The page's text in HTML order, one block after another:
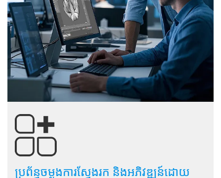
ប្រព័ន្ធចម្លងការស្វែងរក និងអភិវឌ្ឍន៍ដោយ